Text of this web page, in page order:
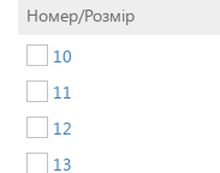
Номер/Розмір
10
11
12
13
з
4116PR (6 пред)